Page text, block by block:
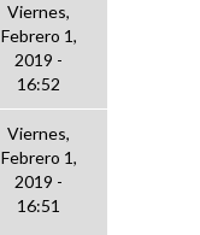
Viernes,
Febrero 1,
2019 -
16:52
Viernes,
Febrero 1,
2019 -
16:51